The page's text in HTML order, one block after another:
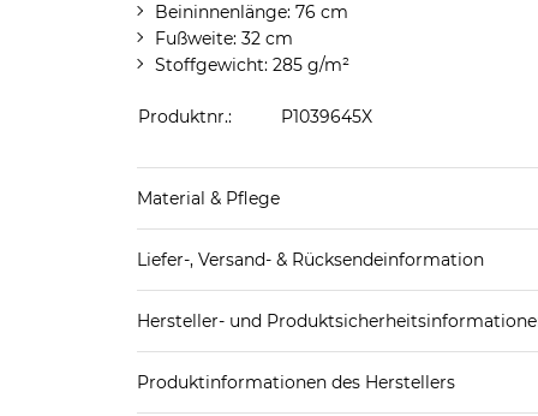
Beininnenlänge: 76 cm
Fußweite: 32 cm
Stoffgewicht: 285 g/m²
Produktnr.: P1039645X
Material & Pflege
Pflegekennzeichnung:
Liefer-, Versand- & Rücksendeinformation
Spedition
Hersteller- und
Brax- Leineweber GmbH & Co. KG
Produktinformationen des Herstellers